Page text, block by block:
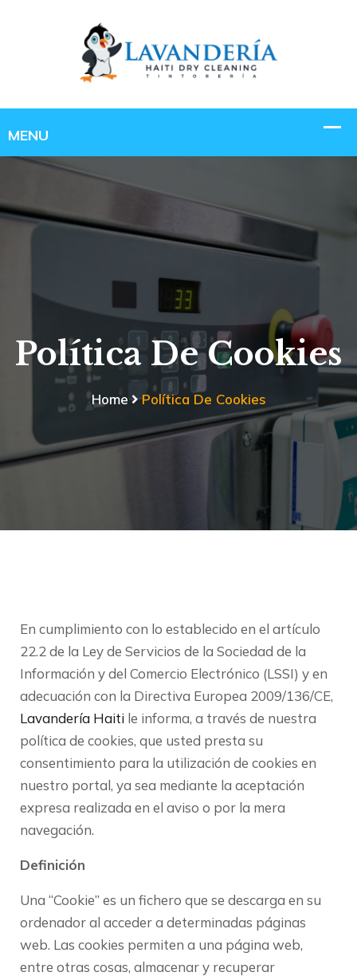
Política De Cookies
Home Política De Cookies
En cumplimiento con lo establecido en el artículo
22.2 de la Ley de Servicios de la Sociedad de la
Información y del Comercio Electrónico (LSSI) y en
adecuación con la Directiva Europea 2009/136/CE,
Lavandería Haiti le informa, a través de nuestra
política de cookies, que usted presta su
consentimiento para la utilización de cookies en
nuestro portal, ya sea mediante la aceptación
expresa realizada en el aviso o por la mera
navegación.
Definición
Una “Cookie” es un fichero que se descarga en su
ordenador al acceder a determinadas páginas
web. Las cookies permiten a una página web,
entre otras cosas, almacenar y recuperar